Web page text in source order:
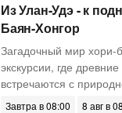
Из Улан-Удэ - к
Баян-Хонгор
Загадочный мир хори-
экскурсии, где
встречаются с
Завтра в 08:00
8 авг в